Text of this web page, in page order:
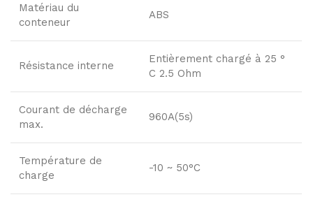
Matériau du
conteneur
ABS
Résistance interne
Entièrement chargé à 25 °
C 2.5 Ohm
Courant de décharge
max.
960A(5s)
Température de
charge
-10 ~ 50°C